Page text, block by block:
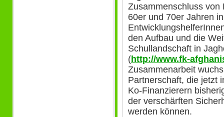
Zusammenschluss von
60er und 70er Jahren
den Aufbau und die
Schullandschaft in
(http://www.fk-
Zusammenarbeit
Partnerschaft, die jetzt
Ko-Finanzierern
der verschärften
werden können.